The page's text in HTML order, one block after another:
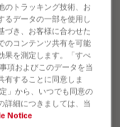
のトラッキング技術、お
るデータの一部を使用し
づき、お客様に合わせた
のコンテンツ共有を可能
果を測定します。「すべ
項およびこのデータを当
有することに同意しま
」から、いつでも同意の
詳細につきましては、当
Notice